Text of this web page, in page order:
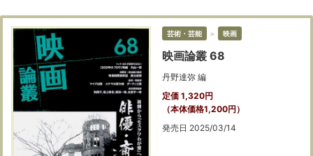
芸術・芸能 ＞ 映画
映画論叢 68
丹野達弥 編
定価 1,320円
（本体価格1,200円）
発売日 2025/03/14